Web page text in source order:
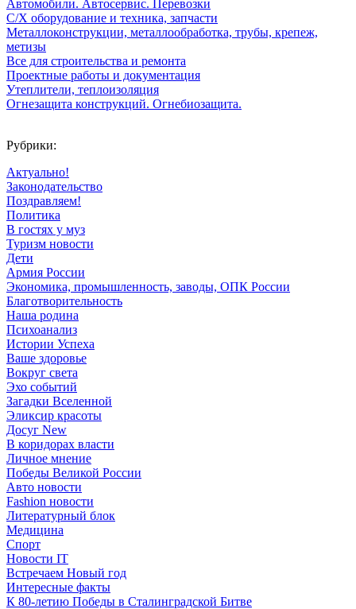
Автомобили. Автосервис. Перевозки
С/Х оборудование и техника, запчасти
Металлоконструкции, металлообработка, трубы, крепеж,
метизы
Все для строительства и ремонта
Проектные работы и документация
Утеплители, теплоизоляция
Огнезащита конструкций. Огнебиозащита.
Рубрики:
Актуально!
Законодательство
Поздравляем!
Политика
В гостях у муз
Туризм новости
Дети
Армия России
Экономика, промышленность, заводы, ОПК России
Благотворительность
Наша родина
Психоанализ
Истории Успеха
Ваше здоровье
Вокруг света
Эхо событий
Загадки Вселенной
Эликсир красоты
Досуг New
В коридорах власти
Личное мнение
Победы Великой России
Авто новости
Fashion новости
Литературный блок
Медицина
Спорт
Новости IT
Встречаем Новый год
Интересные факты
К 80-летию Победы в Сталинградской Битве